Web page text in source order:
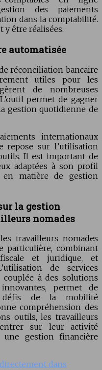
des paiements
dans la comptabilité.
y être réalisées.
automatisée
réconciliation bancaire
utiles pour les
de nombreuses
permet de gagner
gestion quotidienne de
internationaux
repose sur l’utilisation
Il est important de
adaptées à son profil
matière de gestion
la gestion
nomades
travailleurs nomades
particulière, combinant
et juridique, et
de services
couplée à des solutions
permet de
défis de la mobilité
compréhension des
outils, les travailleurs
sur leur activité
gestion financière
dans